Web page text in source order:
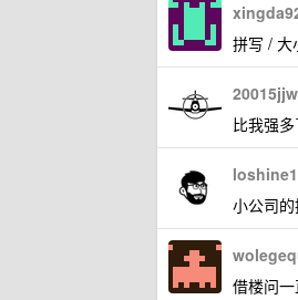
拼写 / 大
20015jjw
比我强
小公司
借楼问